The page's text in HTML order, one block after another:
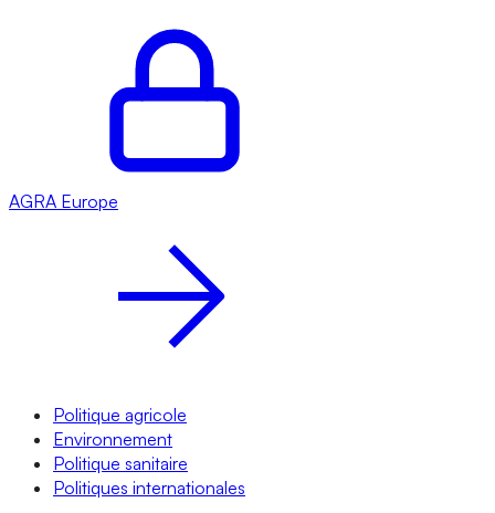
AGRA Europe
Politique agricole
Environnement
Politique sanitaire
Politiques internationales